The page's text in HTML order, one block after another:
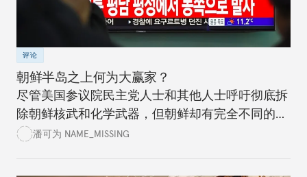
评论
朝鲜半岛之上何为大赢家？
尽管美国参议院民主党人士和其他人士呼吁彻底拆
除朝鲜核武和化学武器，但朝鲜却有完全不同的想
法。美国政党领袖应该清楚认识到进程情况，而不
潘可为 NAME_MISSING